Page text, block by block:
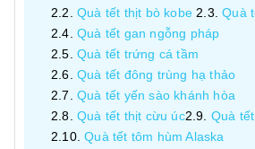
Quà tết thịt bò kobe
Quà
Quà tết gan ngỗng pháp
Quà tết trứng cá tầm
Quà tết đông trùng hạ thảo
Quà tết yến sào khánh hòa
Quà tết thịt cừu úc
Quà
Quà tết tôm hùm Alaska